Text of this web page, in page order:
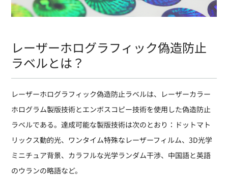
レーザーホログラフィック偽造防止
ラベルとは？
レーザーホログラフィック偽造防止ラベルは、レーザーカラー
ホログラム製版技術とエンボスコピー技術を使用した偽造防止
ラベルである。達成可能な製版技術は次のとおり：ドットマト
リックス動的光、ワンタイム特殊なレーザーフィルム、3D光学
ミニチュア背景、カラフルな光学ランダム干渉、中国語と英語
のウランの略語など。